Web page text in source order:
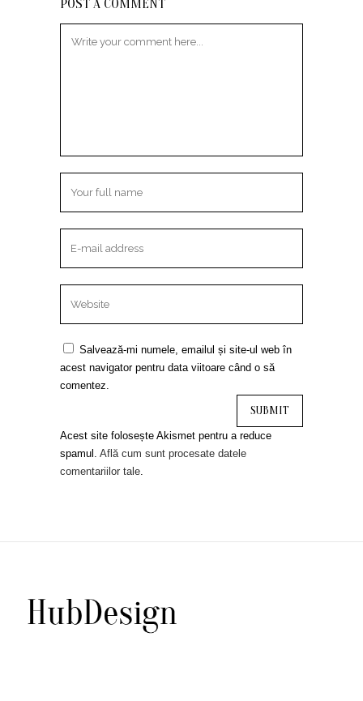
POST A COMMENT
Salvează-mi numele, emailul și site-ul web în
acest navigator pentru data viitoare când o să
comentez.
Acest site folosește Akismet pentru a reduce
spamul. Află cum sunt procesate datele
comentariilor tale.